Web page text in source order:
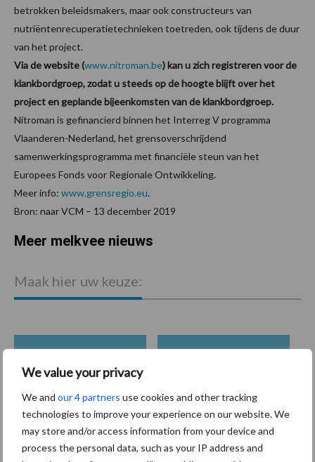
We value your privacy
We and our 4 partners use cookies and other tracking
technologies to improve your experience on our website. We
may store and/or access information from your device and
process the personal data, such as your IP address and
betrokken beleidsmakers, maar ook constructeurs van
nutriëntenrecuperatietechnieken toetreden, ook tijdens de duur
van het project.
Via de website (www.nitroman.be) kan u zich registreren voor de
klankbordgroep, zodat u steeds op de hoogte blijft over het
project en geplande bijeenkomsten van de klankbordgroep.
Nitroman is gefinancierd binnen het Interreg V programma
Vlaanderen-Nederland, het grensoverschrijdend
samenwerkingsprogramma met financiële steun van het
Europees Fonds voor Regionale Ontwikkeling.
Meer info: www.grensregio.eu.
Bron: naar VCM – 13 december 2019
Meer melkvee nieuws
Maak hier uw keuze:
bemesting
Toon meer